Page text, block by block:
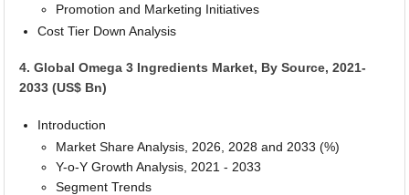
Promotion and Marketing Initiatives
Cost Tier Down Analysis
4. Global Omega 3 Ingredients Market, By Source, 2021-
2033 (US$ Bn)
Introduction
Market Share Analysis, 2026, 2028 and 2033 (%)
Y-o-Y Growth Analysis, 2021 - 2033
Segment Trends